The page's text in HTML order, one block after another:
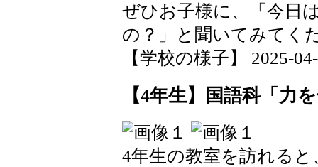
ぜひお子様に、「今日
の？」と聞いてみてく
【学校の様子】 2025-
【4年生】国語科「
4年生の教室を訪れる